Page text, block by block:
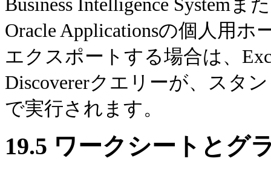
Business Intelligence System
Oracle Applicationsの個人用
エクスポートする場合は、
Discovererクエリーが、スタ
で実行されます。
19.5 ワークシートとグ